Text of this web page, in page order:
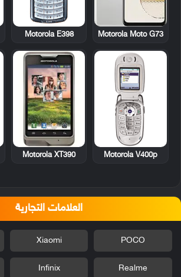
Motorola Moto G73
Motorola E398
Motorola V400p
Motorola XT390
العلامات التجارية
POCO
Xiaomi
Realme
Infinix